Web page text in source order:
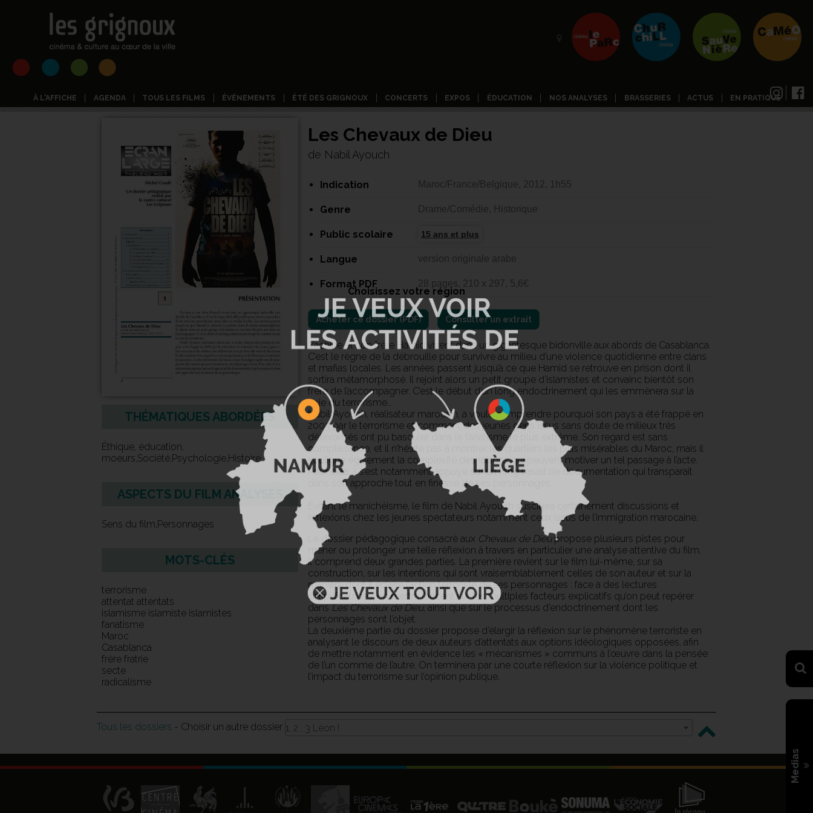
Medias
À L'AFFICHE AGENDA TOUS LES FILMS ÉVÉNEMENTS ÉTÉ DES GRIGNOUX CONCERTS EXPOS ÉDUCATION NOS ANALYSES BRASSERIES ACTUS EN PRATIQUE
THÉMATIQUES ABORDÉES
Éthique, éducation,
moeurs,Société,Psychologie,Histoire
ASPECTS DU FILM ANALYSÉS
Sens du film,Personnages
MOTS-CLÉS
terrorisme
attentat attentats
islamisme islamiste islamistes
fanatisme
Maroc
Casablanca
frère fratrie
secte
radicalisme
Les Chevaux de Dieu
de Nabil Ayouch
Indication Maroc/France/Belgique, 2012, 1h55
Genre Drame/Comédie, Historique
Public scolaire 15 ans et plus
Langue version originale arabe
Format PDF 28 pages, 210 x 297, 5,6€
Consulter un extrait
Yachine et son frère Hamid vivent dans un gigantesque bidonville aux abords de Casablanca.
C’est le règne de la débrouille pour survivre au milieu d’une violence quotidienne entre clans
et mafias locales. Les années passent jusqu’à ce que Hamid se retrouve en prison dont il
sortira métamorphosé. Il rejoint alors un petit groupe d’islamistes et convainc bientôt son
frère de l’accompagner. C’est le début d’un long endoctrinement qui les emmènera sur la
voie du terrorisme…
Nabil Ayouch, réalisateur marocain, a voulu comprendre pourquoi son pays a été frappé en
2003 par le terrorisme et comment des jeunes gens issus sans doute de milieux très
défavorisés ont pu basculer dans le fanatisme le plus extrême. Son regard est sans
complaisance, et il n’hésite pas à montrer les quartiers les plus misérables du Maroc, mais il
souligne également la complexité des raisons qui peuvent motiver un tel passage à l’acte.
Pour cela, il s’est notamment appuyé sur un long travail de documentation qui transparaît
dans son approche tout en finesse de ses personnages.
Évitant le manichéisme, le film de Nabil Ayouch suscitera certainement discussions et
réflexions chez les jeunes spectateurs notamment ceux issus de l’immigration marocaine.
Le dossier pédagogique consacré aux Chevaux de Dieupropose plusieurs pistes pour
mener ou prolonger une telle réflexion à travers en particulier une analyse attentive du film.
Il comprend deux grandes parties. La première revient sur le film lui-même, sur sa
construction, sur les intentions qui sont vraisemblablement celles de son auteur et sur la
manière dont il éclaire l’action terroriste de ses personnages : face à des lectures
simplificatrices, on mettra l’accent sur les multiples facteurs explicatifs qu’on peut repérer
dansLes Chevaux de Dieu, ainsi que sur le processus d’endoctrinement dont les
personnages sont l’objet.
La deuxième partie du dossier propose d’élargir la réflexion sur le phénomène terroriste en
analysant le discours de deux auteurs d’attentats aux options idéologiques opposées, afin
de mettre notamment en évidence les « mécanismes » communs à l’œuvre dans la pensée
de l’un comme de l’autre. On terminera par une courte réflexion sur la violence politique et
l’impact du terrorisme sur l’opinion publique.
Tous les dossiers - Choisir un autre dossier 1, 2 , 3 Léon !
Choisissez votre région